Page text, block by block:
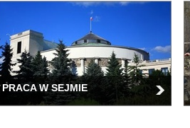
PRACA W SEJMIE